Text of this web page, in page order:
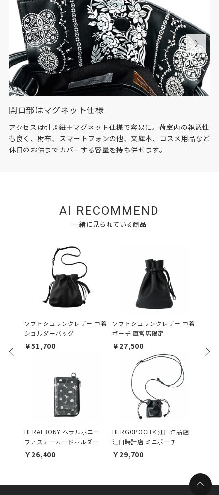
※数値は全て概算です。
※製品および付属品の仕様は、改良のため予告なく変更する場
合があります。
※製品画像の色に関しましてはお使いのパソコンや携帯端末の
モニター環境により、実際の製品と異なって見える場合がござ
います。あらかじめご了承ください。
※本製品は天然皮革素材を使用しているため、色味、風合いに
個体差がございます。素材の特性としてご理解ください。
開口部はマグネット仕様
アクセスは引き紐＋マグネット仕様で容易に。荷室内の視認性
も良く、財布、スマートフォンの他、文庫本、コスメ用品など
休日のお供までカバーする容量を持ち併せます。
AI RECOMMEND
一緒に見られている商品
ソフトシュリンクレザー 巾着
ショルダーバッグ
￥51,700
HERALBONY ヘラルボニー
ファスナーカードホルダー
￥26,400
ソフトシュリンクレザー 巾着
ポーチ 直営店限定
￥27,500
HERGOPOCH×江口洋品店
江口時計店 ミニポーチ
￥29,700
￥